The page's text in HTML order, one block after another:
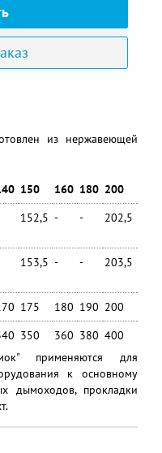
из нержавеющей
150 160 180 200
152,5 - - 202,5
153,5 - - 203,5
175 180 190 200
350 360 380 400
применяются для
к основному
дымоходов, прокладки